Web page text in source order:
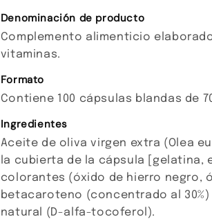
Denominación de producto
Complemento alimenticio
vitaminas.
Formato
Contiene 100 cápsulas blandas de
Ingredientes
Aceite de oliva virgen extra (Olea
la cubierta de la cápsula [gelatina,
colorantes (óxido de hierro negro,
betacaroteno (concentrado al
natural (D-alfa-tocoferol).